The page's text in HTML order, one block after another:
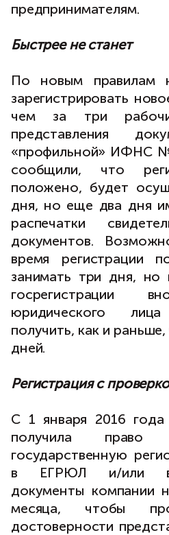
предпринимателям.
Быстрее не станет
По новым правилам
зарегистрировать
чем за три
представления
«профильной» ИФНС
сообщили, что
положено, будет
дня, но еще два дня
распечатки
документов.
время регистрации
занимать три дня,
госрегистрации
юридического
получить, как и
дней.
Регистрация с
С 1 января 2016 года
получила право
государственную
в ЕГРЮЛ и/или в
документы компании
месяца, чтобы
достоверности